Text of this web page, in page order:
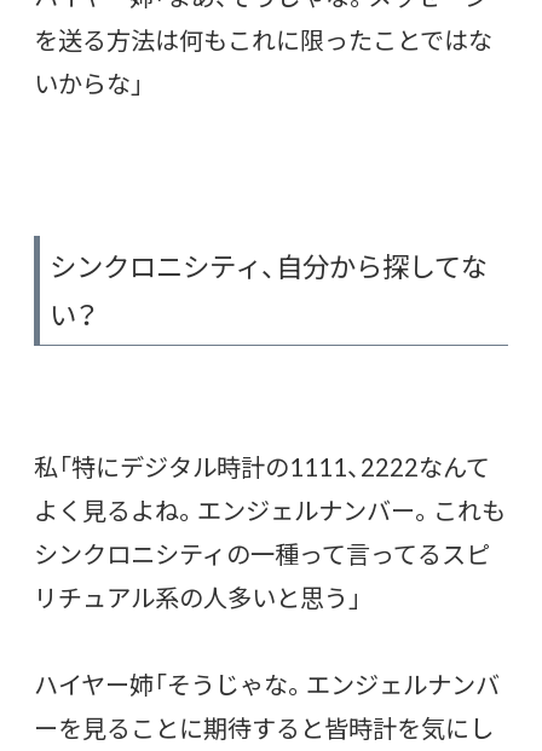
を送る方法は何もこれに限ったことではな
いからな」
シンクロニシティ、自分から探してな
い？
私「特にデジタル時計の1111、2222なんて
よく見るよね。エンジェルナンバー。これも
シンクロニシティの一種って言ってるスピ
リチュアル系の人多いと思う」
ハイヤー姉「そうじゃな。エンジェルナンバ
ーを見ることに期待すると皆時計を気にし